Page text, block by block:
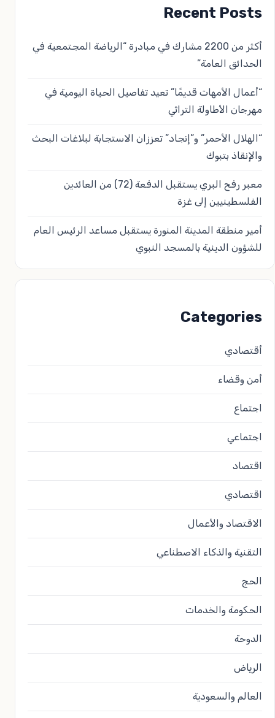
Recent Posts
أكثر من 2200 مشارك في مبادرة “الرياضة المجتمعية في
الحدائق العامة”
“أعمال الأمهات قديمًا” تعيد تفاصيل الحياة اليومية في
مهرجان الأطاولة التراثي
“الهلال الأحمر” و”إنجاد” تعززان الاستجابة لبلاغات البحث
والإنقاذ بتبوك
معبر رفح البري يستقبل الدفعة (72) من العائدين
الفلسطينيين إلى غزة
أمير منطقة المدينة المنورة يستقبل مساعد الرئيس العام
للشؤون الدينية بالمسجد النبوي
Categories
أقتصادي
أمن وقضاء
اجتماع
اجتماعي
اقتصاد
اقتصادي
الاقتصاد والأعمال
التقنية والذكاء الاصطناعي
الحج
الحكومة والخدمات
الدوحة
الرياض
العالم والسعودية